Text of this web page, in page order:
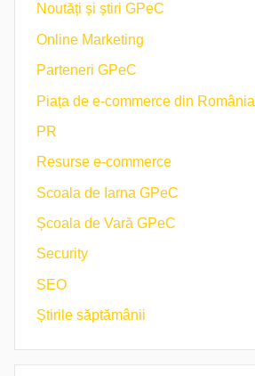
Noutăți și știri GPeC
Online Marketing
Parteneri GPeC
Piața de e-commerce din România
PR
Resurse e-commerce
Scoala de Iarna GPeC
Școala de Vară GPeC
Security
SEO
Știrile săptămânii